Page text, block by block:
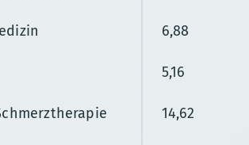
6,88
5,16
14,62